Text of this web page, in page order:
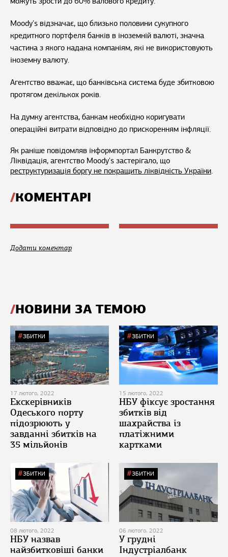
Moody's відзначає, що близько половини сукупного
кредитного портфеля банків в іноземній валюті, значна
частина з якого надана компаніям, які не використовують
іноземну валюту.
Агентство вважає, що банківська система буде збитковою
протягом декількох років.
На думку агентства, банкам необхідно коригувати
операційні витрати відповідно до прискоренням інфляції.
Як раніше повідомляв інформпортал Банкрутство &
Ліквідація, агентство Мoody's застерігало, що
реструктуризація боргу не покращить ліквідність України.
КОМЕНТАРІ
Додати коментар
НОВИНИ ЗА ТЕМОЮ
ЗБИТКИ
17 лютого, 2022
Екскерівників
Одеського порту
підозрюють у
завданні збитків на
35 мільйонів
ЗБИТКИ
15 лютого, 2022
НБУ фіксує зростання
збитків від
шахрайства із
платіжними
картками
ЗБИТКИ
08 лютого, 2022
НБУ назвав
найзбитковіші банки
ЗБИТКИ
06 лютого, 2022
У грудні
Індустріалбанк